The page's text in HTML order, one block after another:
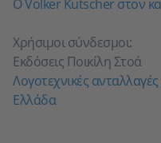
Ο Volker Kutscher στον
Χρήσιμοι σύνδεσμοι:
Εκδόσεις Ποικίλη Στοά
Λογοτεχνικές
Ελλάδα